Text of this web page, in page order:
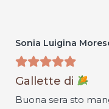
Sonia Luigina
Gallette di
Buona sera sto